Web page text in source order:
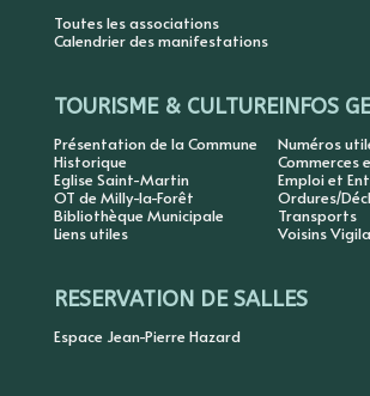
Toutes les associations
Calendrier des manifestations
TOURISME & CULTURE
Présentation de la Commune
Historique
Eglise Saint-Martin
OT de Milly-la-Forêt
Bibliothèque Municipale
Liens utiles
INFOS
Numéros
Commerces
Emploi et
Ordures/
Transports
Voisins
RESERVATION DE SALLES
Espace Jean-Pierre Hazard